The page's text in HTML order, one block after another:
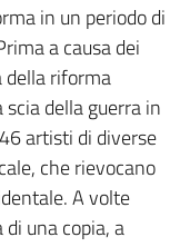
in un periodo di
a causa dei
della riforma
della guerra in
artisti di diverse
che rievocano
A volte
una copia, a